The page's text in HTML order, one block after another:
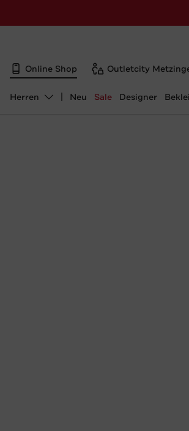
Online Shop Outletcity
Abteilung ändern, ausgewählt:
Herren Neu Sale Designer